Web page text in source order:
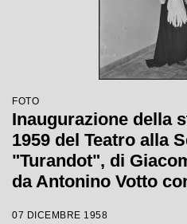
FOTO
Inaugurazione della
1959 del Teatro alla
"Turandot", di
da Antonino Votto
07 DICEMBRE 1958